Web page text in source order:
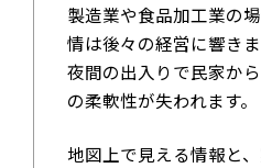
製造業や食品加工業の
情は後々の経営に響きま
夜間の出入りで民家か
の柔軟性が失われます。
地図上で見える情報と